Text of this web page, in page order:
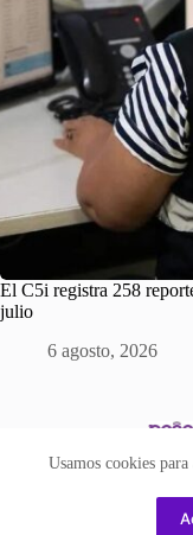
Usamos cookies
El C5i registra 258
julio
6 agosto, 2026